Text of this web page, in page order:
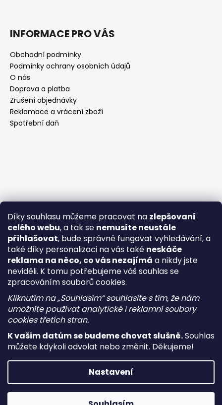
Díky souhlasu můžeme pracovat na zlepšovaní
celého webu, a tak se nemusíte neustále
přihlašovat, bude správně fungovat vyhledávání, a
také díky personalizaci na vás také neskáče
reklama na něco, co vás nezajímá a nikdy jste
neviděli. K tomu potřebujeme váš souhlas se
zpracováním souborů cookies.
Kliknutím na „Souhlasím“ souhlasíte s tím, že nám
umožníte používat analytické i reklamní soubory
cookies třetích stran.
K vašim datům se budeme chovat slušně.Souhlas
můžete kdykoli odvolat nebo změnit. Děkujeme!
Nastavení
INFORMACE PRO VÁS
Obchodní podmínky
Podmínky ochrany osobních údajů
O nás
Doprava a platba
Zrušení objednávky
Reklamace a vrácení zboží
Spotřební daň
Vytvořil Shoptet
Copyright 2026i-vape. Všechna práva vyhrazena.Upravit
nastavení cookies